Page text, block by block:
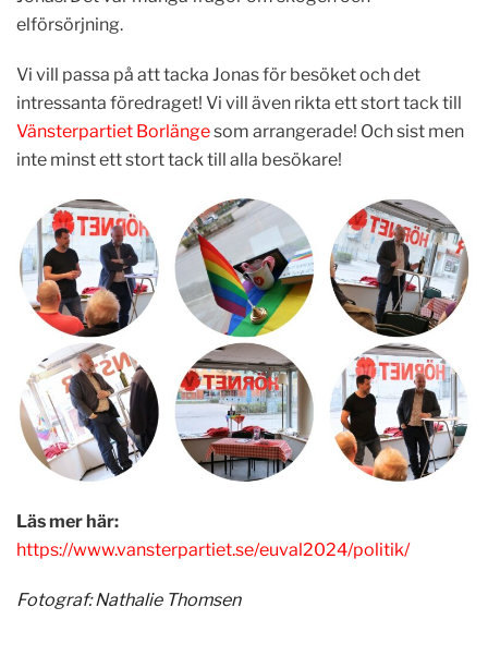
elförsörjning.
Vi vill passa på att tacka Jonas för besöket och det
intressanta föredraget! Vi vill även rikta ett stort tack till
Vänsterpartiet Borlängesom arrangerade! Och sist men
inte minst ett stort tack till alla besökare!
Läs mer här:
https://www.vansterpartiet.se/euval2024/politik/
Fotograf: Nathalie Thomsen